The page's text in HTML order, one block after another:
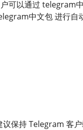
可以通过 telegram
中文包 进行自
保持 Telegram 客